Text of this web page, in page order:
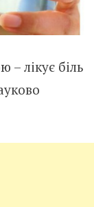
лікує біль